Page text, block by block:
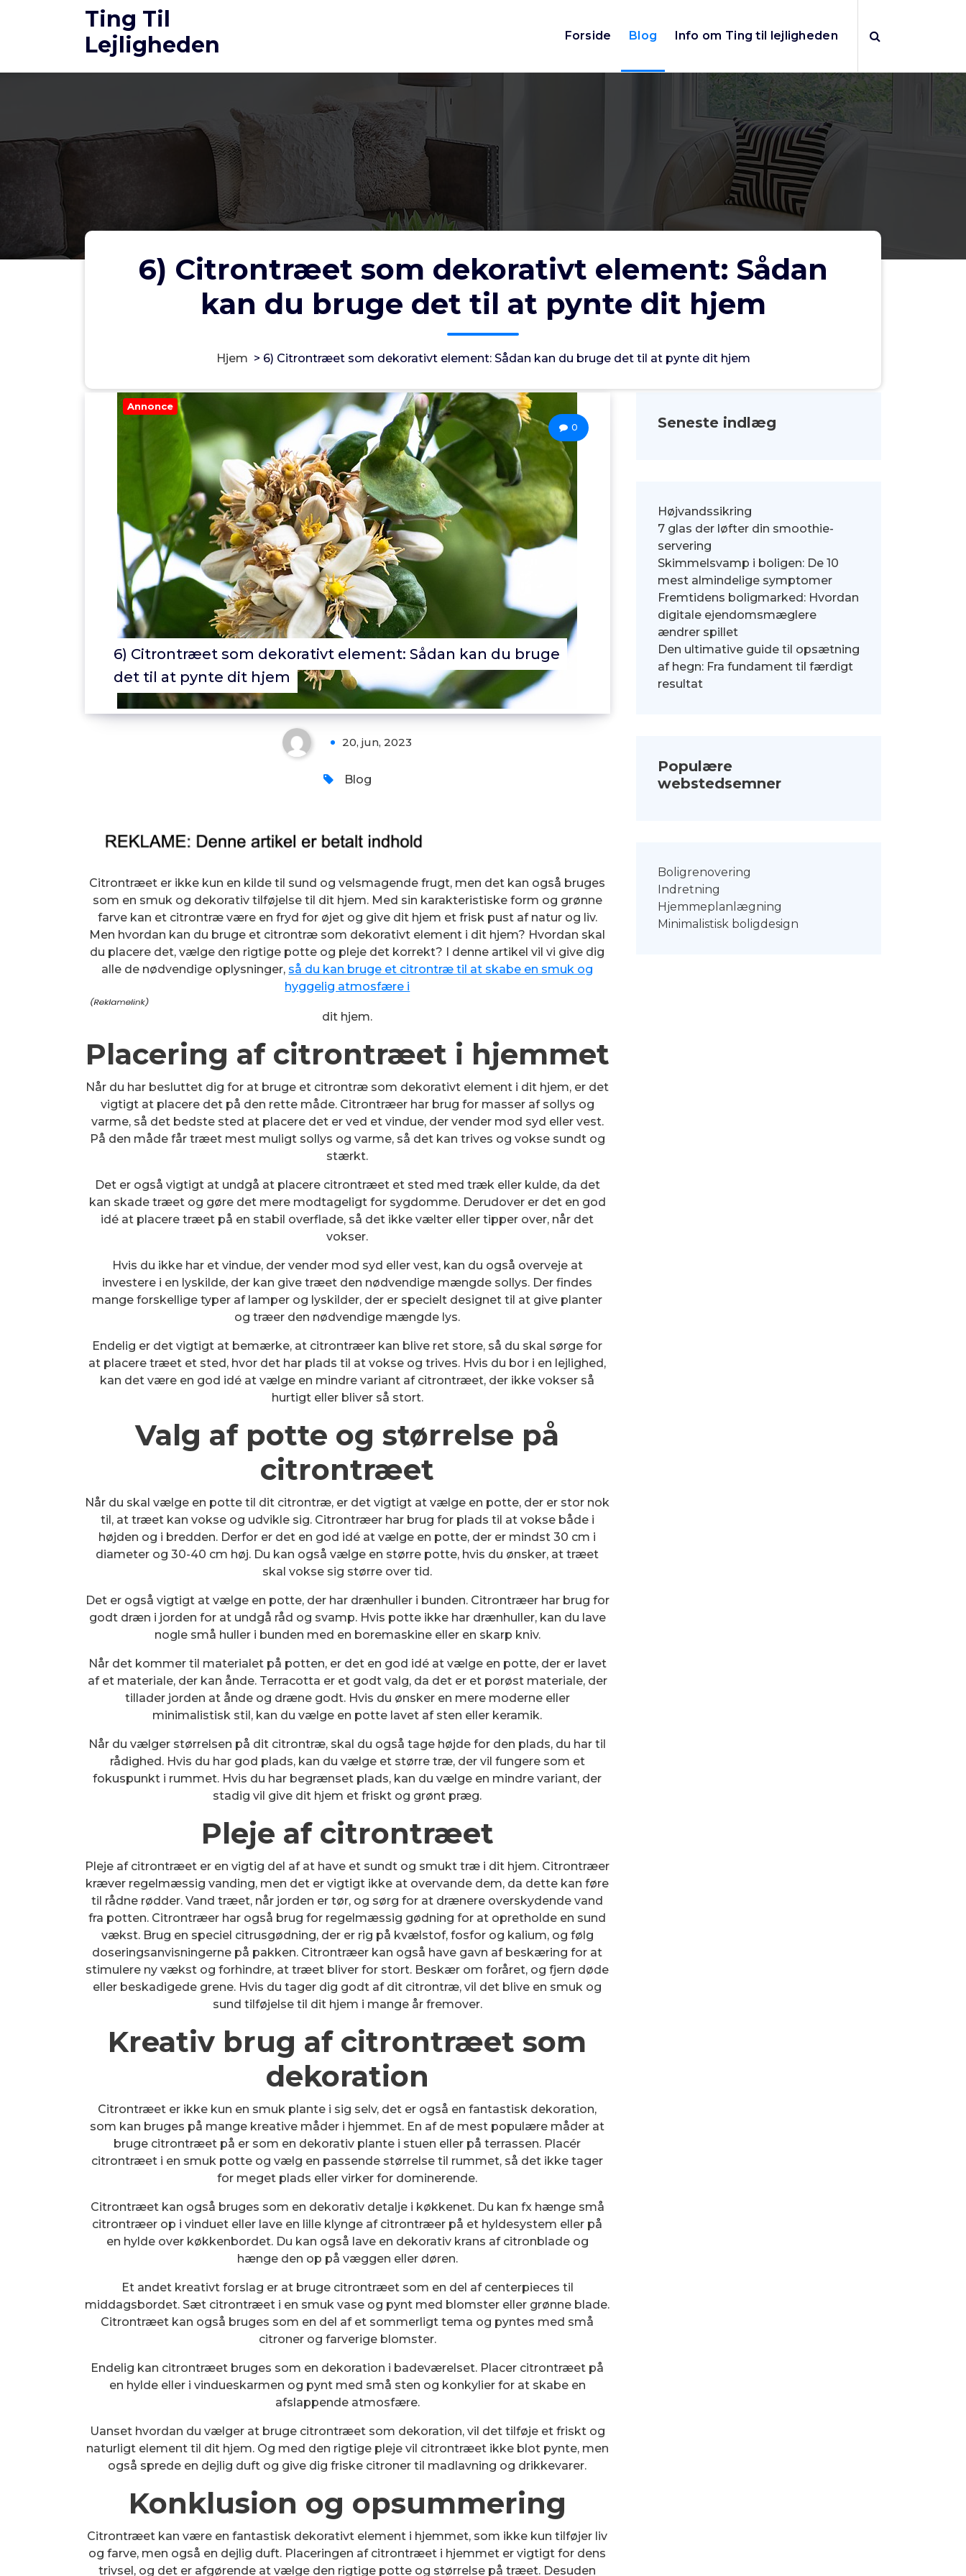
Ting Til
Lejligheden
Forside Blog Info om Ting til lejligheden
6) Citrontræet som dekorativt element: Sådan
kan du bruge det til at pynte dit hjem
Hjem > 6) Citrontræet som dekorativt element: Sådan kan du bruge det til at pynte dit hjem
Annonce
6) Citrontræet som dekorativt element: Sådan kan du bruge
det til at pynte dit hjem
0
20, jun, 2023
Blog
Citrontræet er ikke kun en kilde til sund og velsmagende frugt, men det kan også bruges
som en smuk og dekorativ tilføjelse til dit hjem. Med sin karakteristiske form og grønne
farve kan et citrontræ være en fryd for øjet og give dit hjem et frisk pust af natur og liv.
Men hvordan kan du bruge et citrontræ som dekorativt element i dit hjem? Hvordan skal
du placere det, vælge den rigtige potte og pleje det korrekt? I denne artikel vil vi give dig
alle de nødvendige oplysninger, så du kan bruge et citrontræ til at skabe en smuk og
hyggelig atmosfære i
dit hjem.
Placering af citrontræet i hjemmet
Når du har besluttet dig for at bruge et citrontræ som dekorativt element i dit hjem, er det
vigtigt at placere det på den rette måde. Citrontræer har brug for masser af sollys og
varme, så det bedste sted at placere det er ved et vindue, der vender mod syd eller vest.
På den måde får træet mest muligt sollys og varme, så det kan trives og vokse sundt og
stærkt.
Det er også vigtigt at undgå at placere citrontræet et sted med træk eller kulde, da det
kan skade træet og gøre det mere modtageligt for sygdomme. Derudover er det en god
idé at placere træet på en stabil overflade, så det ikke vælter eller tipper over, når det
vokser.
Hvis du ikke har et vindue, der vender mod syd eller vest, kan du også overveje at
investere i en lyskilde, der kan give træet den nødvendige mængde sollys. Der findes
mange forskellige typer af lamper og lyskilder, der er specielt designet til at give planter
og træer den nødvendige mængde lys.
Endelig er det vigtigt at bemærke, at citrontræer kan blive ret store, så du skal sørge for
at placere træet et sted, hvor det har plads til at vokse og trives. Hvis du bor i en lejlighed,
kan det være en god idé at vælge en mindre variant af citrontræet, der ikke vokser så
hurtigt eller bliver så stort.
Valg af potte og størrelse på
citrontræet
Når du skal vælge en potte til dit citrontræ, er det vigtigt at vælge en potte, der er stor nok
til, at træet kan vokse og udvikle sig. Citrontræer har brug for plads til at vokse både i
højden og i bredden. Derfor er det en god idé at vælge en potte, der er mindst 30 cm i
diameter og 30-40 cm høj. Du kan også vælge en større potte, hvis du ønsker, at træet
skal vokse sig større over tid.
Det er også vigtigt at vælge en potte, der har drænhuller i bunden. Citrontræer har brug for
godt dræn i jorden for at undgå råd og svamp. Hvis potte ikke har drænhuller, kan du lave
nogle små huller i bunden med en boremaskine eller en skarp kniv.
Når det kommer til materialet på potten, er det en god idé at vælge en potte, der er lavet
af et materiale, der kan ånde. Terracotta er et godt valg, da det er et porøst materiale, der
tillader jorden at ånde og dræne godt. Hvis du ønsker en mere moderne eller
minimalistisk stil, kan du vælge en potte lavet af sten eller keramik.
Når du vælger størrelsen på dit citrontræ, skal du også tage højde for den plads, du har til
rådighed. Hvis du har god plads, kan du vælge et større træ, der vil fungere som et
fokuspunkt i rummet. Hvis du har begrænset plads, kan du vælge en mindre variant, der
stadig vil give dit hjem et friskt og grønt præg.
Pleje af citrontræet
Pleje af citrontræet er en vigtig del af at have et sundt og smukt træ i dit hjem. Citrontræer
kræver regelmæssig vanding, men det er vigtigt ikke at overvande dem, da dette kan føre
til rådne rødder. Vand træet, når jorden er tør, og sørg for at drænere overskydende vand
fra potten. Citrontræer har også brug for regelmæssig gødning for at opretholde en sund
vækst. Brug en speciel citrusgødning, der er rig på kvælstof, fosfor og kalium, og følg
doseringsanvisningerne på pakken. Citrontræer kan også have gavn af beskæring for at
stimulere ny vækst og forhindre, at træet bliver for stort. Beskær om foråret, og fjern døde
eller beskadigede grene. Hvis du tager dig godt af dit citrontræ, vil det blive en smuk og
sund tilføjelse til dit hjem i mange år fremover.
Kreativ brug af citrontræet som
dekoration
Citrontræet er ikke kun en smuk plante i sig selv, det er også en fantastisk dekoration,
som kan bruges på mange kreative måder i hjemmet. En af de mest populære måder at
bruge citrontræet på er som en dekorativ plante i stuen eller på terrassen. Placér
citrontræet i en smuk potte og vælg en passende størrelse til rummet, så det ikke tager
for meget plads eller virker for dominerende.
Citrontræet kan også bruges som en dekorativ detalje i køkkenet. Du kan fx hænge små
citrontræer op i vinduet eller lave en lille klynge af citrontræer på et hyldesystem eller på
en hylde over køkkenbordet. Du kan også lave en dekorativ krans af citronblade og
hænge den op på væggen eller døren.
Et andet kreativt forslag er at bruge citrontræet som en del af centerpieces til
middagsbordet. Sæt citrontræet i en smuk vase og pynt med blomster eller grønne blade.
Citrontræet kan også bruges som en del af et sommerligt tema og pyntes med små
citroner og farverige blomster.
Endelig kan citrontræet bruges som en dekoration i badeværelset. Placer citrontræet på
en hylde eller i vindueskarmen og pynt med små sten og konkylier for at skabe en
afslappende atmosfære.
Uanset hvordan du vælger at bruge citrontræet som dekoration, vil det tilføje et friskt og
naturligt element til dit hjem. Og med den rigtige pleje vil citrontræet ikke blot pynte, men
også sprede en dejlig duft og give dig friske citroner til madlavning og drikkevarer.
Konklusion og opsummering
Citrontræet kan være en fantastisk dekorativt element i hjemmet, som ikke kun tilføjer liv
og farve, men også en dejlig duft. Placeringen af citrontræet i hjemmet er vigtigt for dens
trivsel, og det er afgørende at vælge den rigtige potte og størrelse på træet. Desuden
Seneste indlæg
Højvandssikring
7 glas der løfter din smoothie-
servering
Skimmelsvamp i boligen: De 10
mest almindelige symptomer
Fremtidens boligmarked: Hvordan
digitale ejendomsmæglere
ændrer spillet
Den ultimative guide til opsætning
af hegn: Fra fundament til færdigt
resultat
Populære
webstedsemner
Boligrenovering
Indretning
Hjemmeplanlægning
Minimalistisk boligdesign